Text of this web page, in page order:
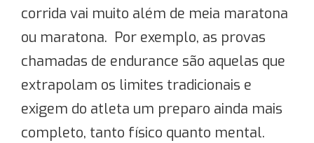
corrida vai muito além de meia maratona
ou maratona. Por exemplo, as provas
chamadas de endurance são aquelas que
extrapolam os limites tradicionais e
exigem do atleta um preparo ainda mais
completo, tanto físico quanto mental.